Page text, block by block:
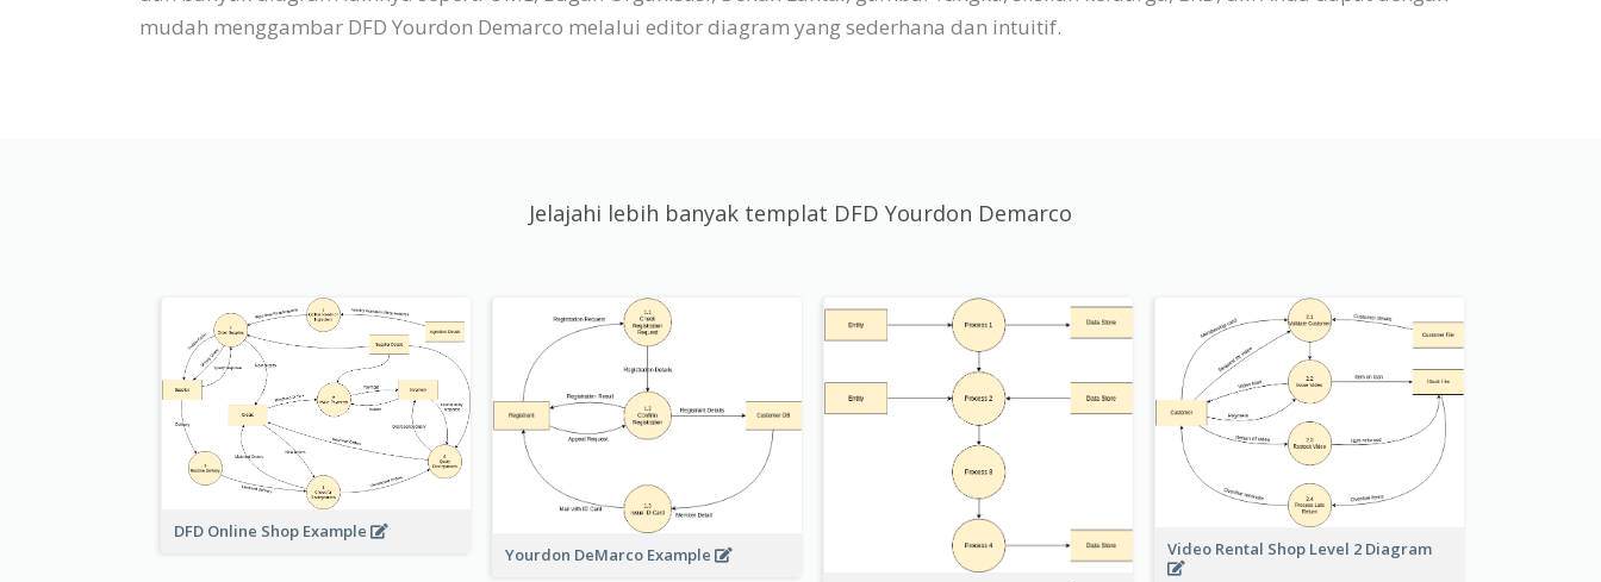
mudah menggambar DFD Yourdon Demarco melalui editor diagram yang sederhana dan intuitif.
Jelajahi lebih banyak templat DFD Yourdon Demarco
DFD Online Shop Example
Yourdon DeMarco Example
Video Rental Shop Level 2 Diagram